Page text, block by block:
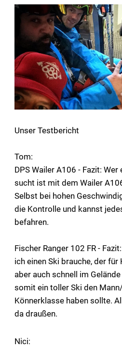
Unser Testbericht
Tom:
DPS Wailer A106 - Fazit: Wer
sucht ist mit dem Wailer
Selbst bei hohen
die Kontrolle und kannst
befahren.
Fischer Ranger 102 FR -
ich einen Ski brauche, der
aber auch schnell im
somit ein toller Ski den
Könnerklasse haben sollte.
da draußen.
Nici: